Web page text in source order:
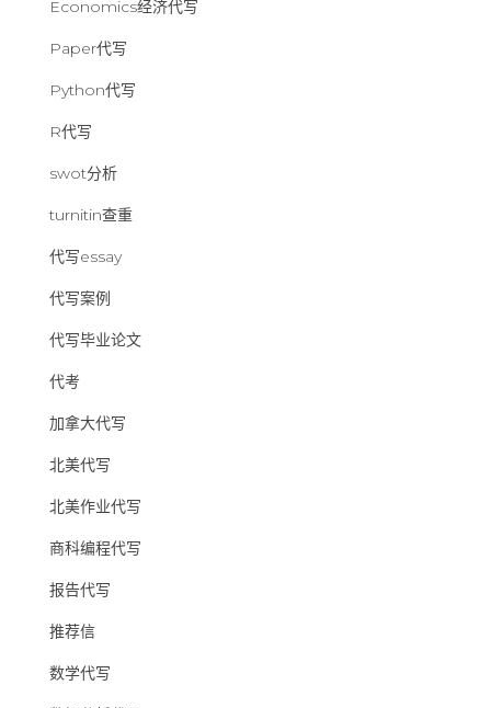
Economics经济代写
Paper代写
Python代写
R代写
swot分析
turnitin查重
代写essay
代写案例
代写毕业论文
代考
加拿大代写
北美代写
北美作业代写
商科编程代写
报告代写
推荐信
数学代写